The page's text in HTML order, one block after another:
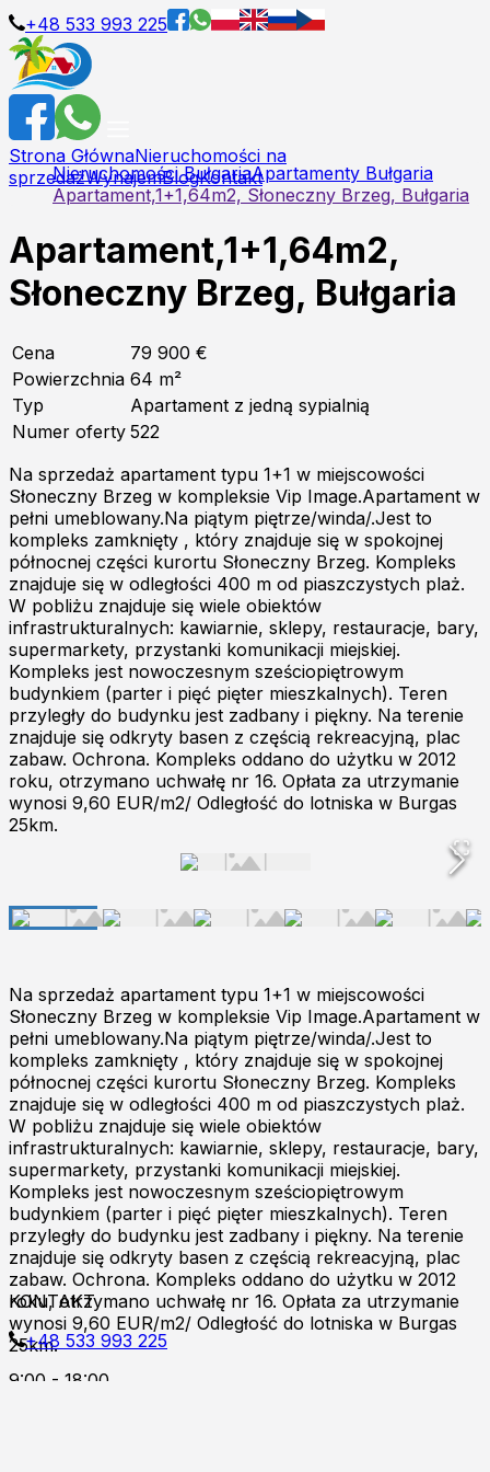
+48 533 993 225
Strona GłównaNieruchomości na
sprzedażWynajemBlogKontakt
Nieruchomości BułgariaApartamenty Bułgaria
Apartament,1+1,64m2, Słoneczny Brzeg, Bułgaria
Apartament,1+1,64m2,
Słoneczny Brzeg, Bułgaria
Cena
79 900 €
Powierzchnia 64 m²
Typ
Apartament z jedną sypialnią
Numer oferty 522
Na sprzedaż apartament typu 1+1 w miejscowości
Słoneczny Brzeg w kompleksie Vip Image.Apartament w
pełni umeblowany.Na piątym piętrze/winda/.Jest to
kompleks zamknięty , który znajduje się w spokojnej
północnej części kurortu Słoneczny Brzeg. Kompleks
znajduje się w odległości 400 m od piaszczystych plaż.
W pobliżu znajduje się wiele obiektów
infrastrukturalnych: kawiarnie, sklepy, restauracje, bary,
supermarkety, przystanki komunikacji miejskiej.
Kompleks jest nowoczesnym sześciopiętrowym
budynkiem (parter i pięć pięter mieszkalnych). Teren
przyległy do ​​budynku jest zadbany i piękny. Na terenie
znajduje się odkryty basen z częścią rekreacyjną, plac
zabaw. Ochrona. Kompleks oddano do użytku w 2012
roku, otrzymano uchwałę nr 16. Opłata za utrzymanie
wynosi 9,60 EUR/m2/ Odległość do lotniska w Burgas
25km.
Na sprzedaż apartament typu 1+1 w miejscowości
Słoneczny Brzeg w kompleksie Vip Image.Apartament w
pełni umeblowany.Na piątym piętrze/winda/.Jest to
kompleks zamknięty , który znajduje się w spokojnej
północnej części kurortu Słoneczny Brzeg. Kompleks
znajduje się w odległości 400 m od piaszczystych plaż.
W pobliżu znajduje się wiele obiektów
infrastrukturalnych: kawiarnie, sklepy, restauracje, bary,
supermarkety, przystanki komunikacji miejskiej.
Kompleks jest nowoczesnym sześciopiętrowym
budynkiem (parter i pięć pięter mieszkalnych). Teren
przyległy do ​​budynku jest zadbany i piękny. Na terenie
znajduje się odkryty basen z częścią rekreacyjną, plac
zabaw. Ochrona. Kompleks oddano do użytku w 2012
roku, otrzymano uchwałę nr 16. Opłata za utrzymanie
wynosi 9,60 EUR/m2/ Odległość do lotniska w Burgas
25km.
KONTAKT
+48 533 993 225
9:00 - 18:00